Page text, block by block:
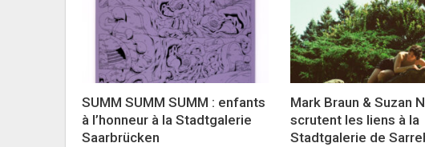
SUMM SUMM SUMM : enfants
à l’honneur à la Stadtgalerie
Saarbrücken
Mark Braun & Suzan
scrutent les liens à la
Stadtgalerie de